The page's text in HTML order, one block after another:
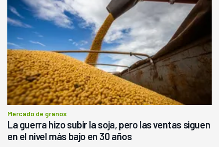
Mercado de granos
La guerra hizo subir la soja, pero las ventas siguen
en el nivel más bajo en 30 años